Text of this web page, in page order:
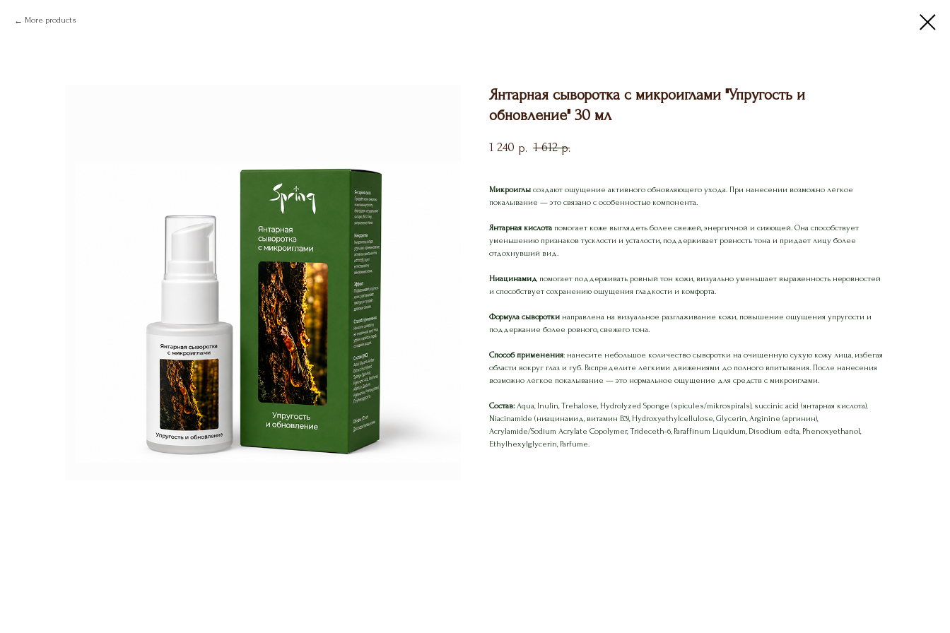
More products
Янтарная сыворотка с микроиглами "Упругость и
обновление" 30 мл
1 240 р. 1 612 р.
Микроиглы создают ощущение активного обновляющего ухода. При нанесении возможно лёгкое
покалывание — это связано с особенностью компонента.
Янтарная кислота помогает коже выглядеть более свежей, энергичной и сияющей. Она способствует
уменьшению признаков тусклости и усталости, поддерживает ровность тона и придает лицу более
отдохнувший вид.
Ниацинамид помогает поддерживать ровный тон кожи, визуально уменьшает выраженность неровностей
и способствует сохранению ощущения гладкости и комфорта.
Формула сыворотки направлена на визуальное разглаживание кожи, повышение ощущения упругости и
поддержание более ровного, свежего тона.
Способ применения: нанесите небольшое количество сыворотки на очищенную сухую кожу лица, избегая
области вокруг глаз и губ. Распределите лёгкими движениями до полного впитывания. После нанесения
возможно лёгкое покалывание — это нормальное ощущение для средств с микроиглами.
Состав:Aqua, Inulin, Trehalose, Hydrolyzed Sponge (spicules/mikrospirals), succinic acid (янтарная кислота),
Niacinamide (ниацинамид, витамин В3), Hydroxyethylcellulose, Glycerin, Arginine (аргинин),
Acrylamide/Sodium Acrylate Copolymer, Trideceth-6, Paraffinum Liquidum, Disodium edta, Phenoxyethanol,
Ethylhexylglycerin, Parfume.